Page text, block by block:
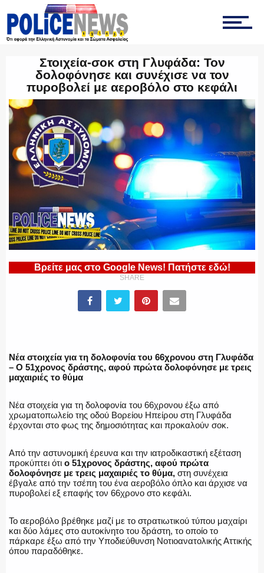
ΟΜΑΔΑ “Ζ”
ΕΚΑΜ
ΥΑΤ/ΥΜΕΤ
ΕΛΛΗΝΙΚΗ ΑΣΤΥΝΟΜΙΑ
ΛΙΜΕΝΙΚΟ
ΕΝΟΠΛΕΣ ΔΥΝΑΜΕΙΣ
ΕΚΑΒ
Στοιχεία-σοκ στη Γλυφάδα: Τον
δολοφόνησε και συνέχισε να τον
πυροβολεί με αεροβόλο στο κεφάλι
Βρείτε μας στο Google News! Πατήστε εδώ!
SHARE
Νέα στοιχεία για τη δολοφονία του 66χρονου στη Γλυφάδα
– O 51χρονος δράστης, αφού πρώτα δολοφόνησε με τρεις
μαχαιριές το θύμα
Νέα στοιχεία για τη δολοφονία του 66χρονου έξω από
χρωματοπωλείο της οδού Βορείου Ηπείρου στη Γλυφάδα
έρχονται στο φως της δημοσιότητας και προκαλούν σοκ.
Από την αστυνομική έρευνα και την ιατροδικαστική εξέταση
προκύπτει ότι ο 51χρονος δράστης, αφού πρώτα
δολοφόνησε με τρεις μαχαιριές το θύμα, στη συνέχεια
έβγαλε από την τσέπη του ένα αεροβόλο όπλο και άρχισε να
πυροβολεί εξ επαφής τον 66χρονο στο κεφάλι.
Το αεροβόλο βρέθηκε μαζί με το στρατιωτικού τύπου μαχαίρι
και δύο λάμες στο αυτοκίνητο του δράστη, το οποίο το
πάρκαρε έξω από την Υποδιεύθυνση Νοτιοανατολικής Αττικής
όπου παραδόθηκε.